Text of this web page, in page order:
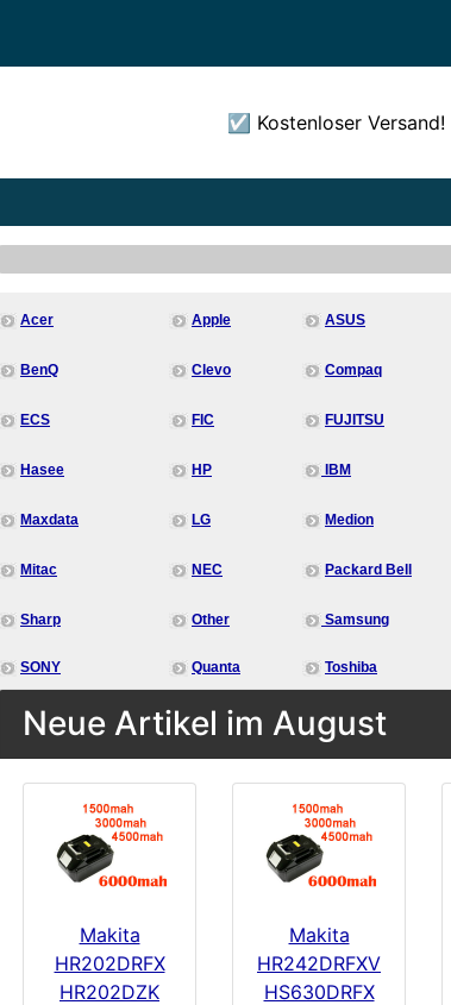
☑️ Kostenloser
See Additional
Acer Apple ASUS
BenQ Clevo Compaq
ECS FIC FUJITSU
Hasee HP IBM
Maxdata LG Medion
Mitac NEC Packard Bell
Sharp Other Samsung
SONY Quanta Toshiba
Neue Artikel im August
Makita
HR202DRFX
HR202DZK
Makita
HR242DRFXV
HS630DRFX